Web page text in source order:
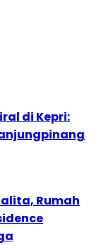
di Kepri:
Rumah